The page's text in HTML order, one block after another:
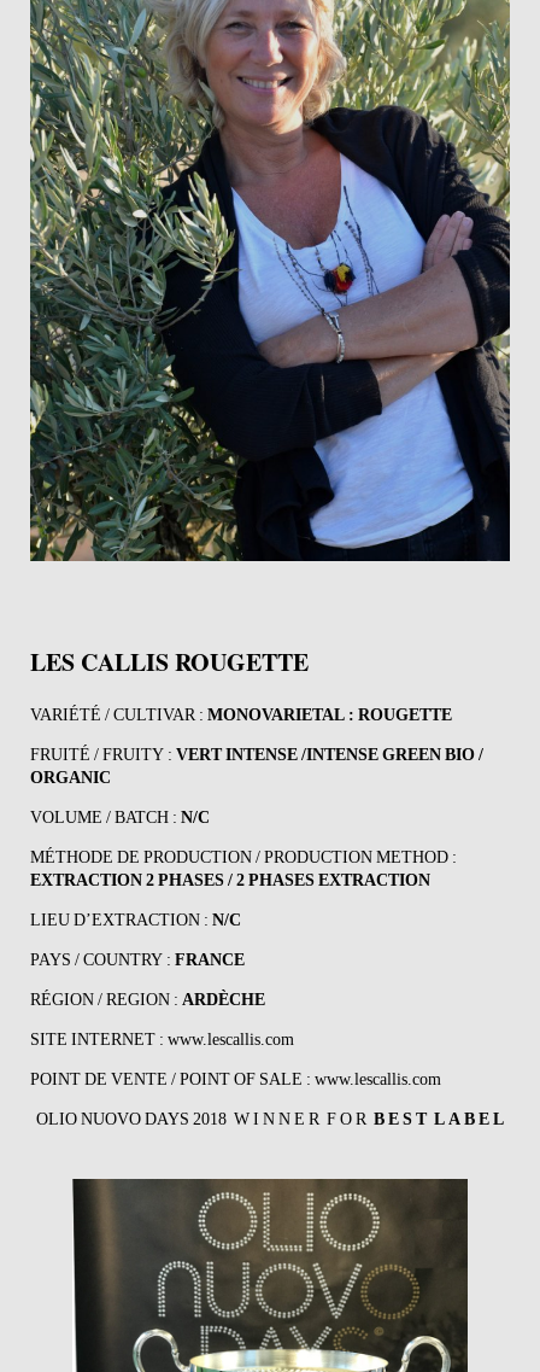
LES CALLIS ROUGETTE
VARIÉTÉ / CULTIVAR : MONOVARIETAL : ROUGETTE
FRUITÉ / FRUITY : VERT INTENSE /INTENSE GREENBIO /
ORGANIC
VOLUME / BATCH : N/C
MÉTHODE DE PRODUCTION / PRODUCTION METHOD :
EXTRACTION 2 PHASES / 2 PHASES EXTRACTION
LIEU D’EXTRACTION : N/C
PAYS / COUNTRY : FRANCE
RÉGION / REGION : ARDÈCHE
SITE INTERNET : www.lescallis.com
POINT DE VENTE / POINT OF SALE : www.lescallis.com
OLIO NUOVO DAYS 2018 W I N N E R F O R B E S T L A B E L